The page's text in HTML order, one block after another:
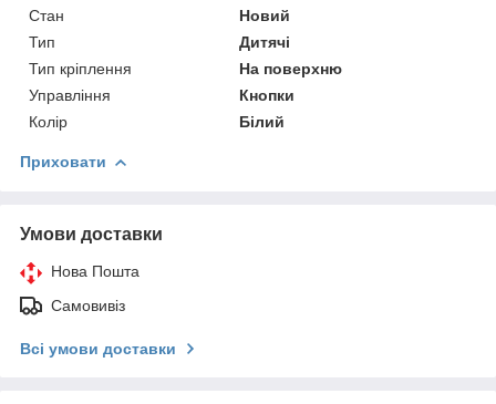
Стан
Новий
Тип
Дитячі
Тип кріплення
На поверхню
Управління
Кнопки
Колір
Білий
Приховати
Умови доставки
Нова Пошта
Самовивіз
Всі умови доставки